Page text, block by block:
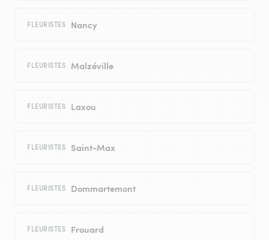
FLEURISTES Nancy
FLEURISTES Malzéville
FLEURISTES Laxou
FLEURISTES Saint-Max
FLEURISTES Dommartemont
FLEURISTES Frouard